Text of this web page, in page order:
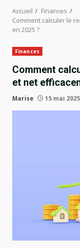
Accueil
Finances
Comment calculer le
en 2025 ?
Finances
Comment
et net
Marise 15 mai 2025